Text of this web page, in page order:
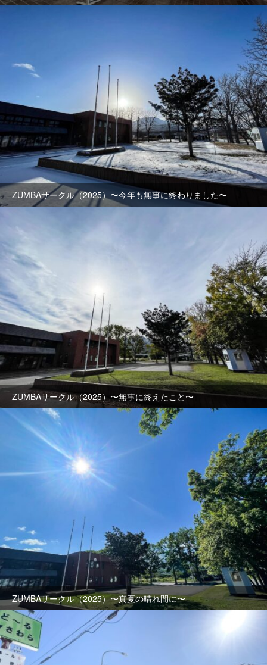
ZUMBAサークル（2025）〜今年も無事に終わりました〜
ZUMBAサークル（2025）〜無事に終えたこと〜
ZUMBAサークル（2025）〜真夏の晴れ間に〜